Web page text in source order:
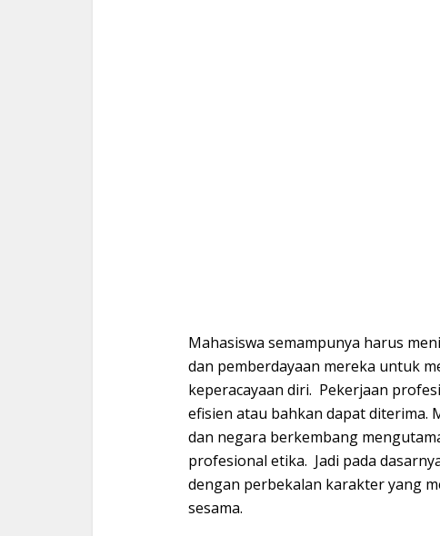
Mahasiswa semampunya harus
dan pemberdayaan mereka untuk
keperacayaan diri. Pekerjaan
efisien atau bahkan dapat diterima.
dan negara berkembang
profesional etika. Jadi pada
dengan perbekalan karakter yang
sesama.